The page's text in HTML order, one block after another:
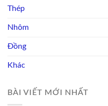
Thép
Nhôm
Đồng
Khác
BÀI VIẾT MỚI NHẤT